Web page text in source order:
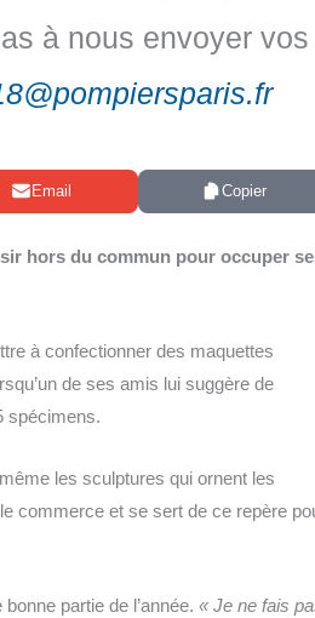
à nous envoyer vos
Email Copier
hors du com­mun pour occu­per
à confec­tion­ner des maquettes
de ses amis lui sug­gère de
spécimens.
les sculp­tures qui ornent les
com­merce et se sert de ce repère
par­tie de l’année. « Je ne fais